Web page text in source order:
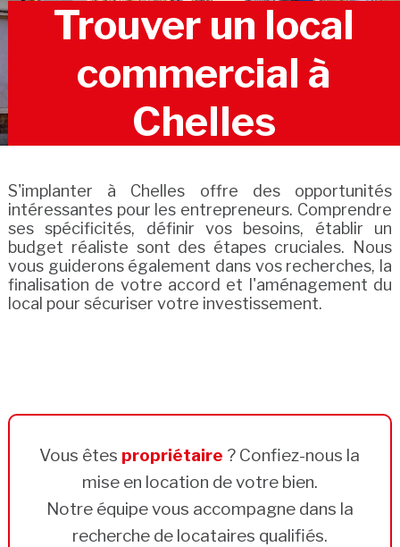
Trouver un local
commercial à
Chelles
S'implanter à Chelles offre des opportunités
intéressantes pour les entrepreneurs. Comprendre
ses spécificités, définir vos besoins, établir un
budget réaliste sont des étapes cruciales. Nous
vous guiderons également dans vos recherches, la
finalisation de votre accord et l'aménagement du
local pour sécuriser votre investissement.
Vous êtes propriétaire ? Confiez-nous la
mise en location de votre bien.
Notre équipe vous accompagne dans la
recherche de locataires qualifiés.